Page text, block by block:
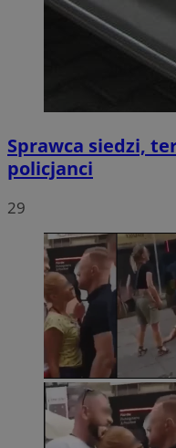
Sprawca siedzi,
policjanci
29